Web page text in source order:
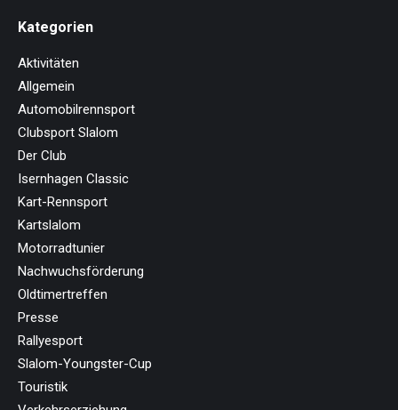
Kategorien
Aktivitäten
Allgemein
Automobilrennsport
Clubsport Slalom
Der Club
Isernhagen Classic
Kart-Rennsport
Kartslalom
Motorradtunier
Nachwuchsförderung
Oldtimertreffen
Presse
Rallyesport
Slalom-Youngster-Cup
Touristik